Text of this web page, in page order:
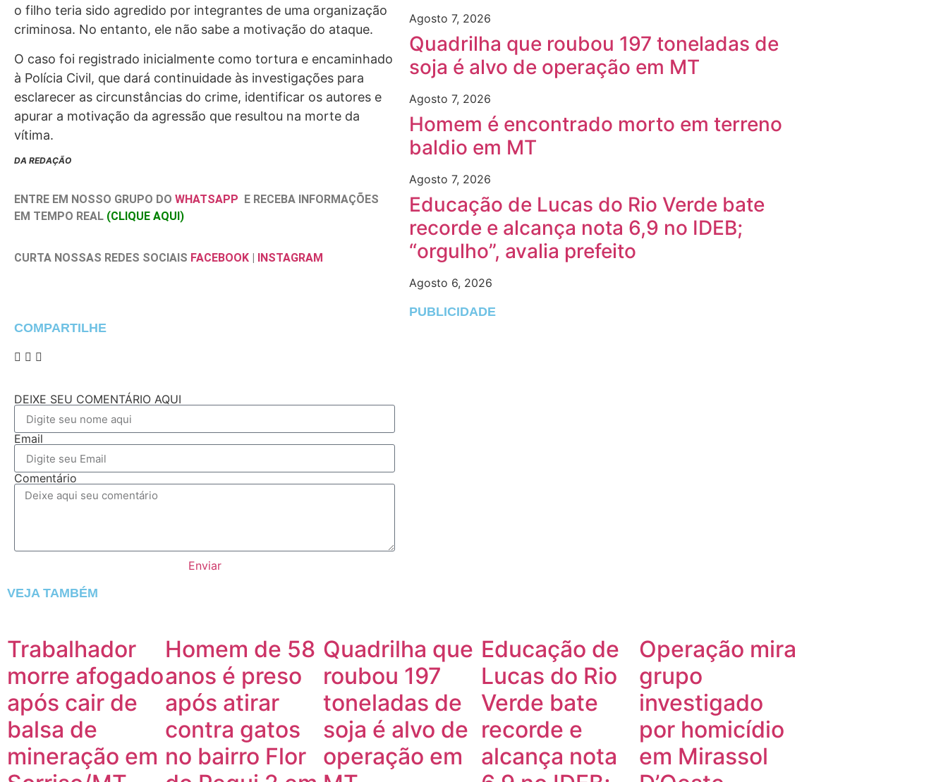
o filho teria sido agredido por integrantes de uma organização
criminosa. No entanto, ele não sabe a motivação do ataque.
O caso foi registrado inicialmente como tortura e encaminhado
à Polícia Civil, que dará continuidade às investigações para
esclarecer as circunstâncias do crime, identificar os autores e
apurar a motivação da agressão que resultou na morte da
vítima.
DA REDAÇÃO
ENTRE EM NOSSO GRUPO DO WHATSAPP
E RECEBA INFORMAÇÕES
EM TEMPO REAL (CLIQUE AQUI)
CURTA NOSSAS REDES SOCIAIS FACEBOOK | INSTAGRAM
COMPARTILHE
DEIXE SEU COMENTÁRIO AQUI
Email
Comentário
Enviar
Agosto 7, 2026
Quadrilha que roubou 197 toneladas de
soja é alvo de operação em MT
Agosto 7, 2026
Homem é encontrado morto em terreno
baldio em MT
Agosto 7, 2026
Educação de Lucas do Rio Verde bate
recorde e alcança nota 6,9 no IDEB;
“orgulho”, avalia prefeito
Agosto 6, 2026
PUBLICIDADE
VEJA TAMBÉM
Trabalhador
morre afogado
após cair de
balsa de
mineração em
Homem de 58
anos é preso
após atirar
contra gatos
no bairro Flor
Quadrilha que
roubou 197
toneladas de
soja é alvo de
operação em
Educação de
Lucas do Rio
Verde bate
recorde e
alcança nota
Operação mira
grupo
investigado
por homicídio
em Mirassol